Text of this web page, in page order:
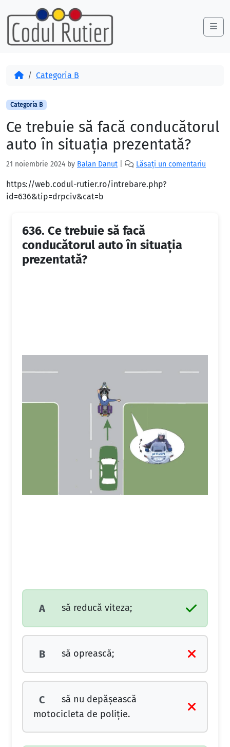
Skip to content
Skip to footer
AcasăCategoria B
Categoria B
Ce trebuie să facă conducătorul
auto în situaţia prezentată?
21 noiembrie 2024 by Balan Danut Lăsați un comentariu
https://web.codul-rutier.ro/intrebare.php?
id=636&tip=drpciv&cat=b
636. Ce trebuie să facă
conducătorul auto în situaţia
prezentată?
A să reducă viteza;
B să oprească;
C
să nu depăşească
motocicleta de poliţie.